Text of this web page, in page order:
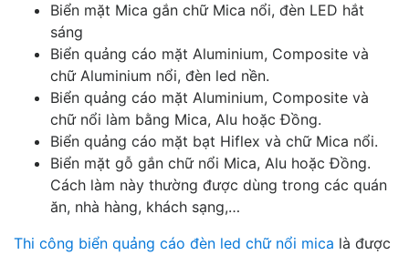
Biển mặt Mica gắn chữ Mica nổi, đèn LED hắt
sáng
Biển quảng cáo mặt Aluminium, Composite và
chữ Aluminium nổi, đèn led nền.
Biển quảng cáo mặt Aluminium, Composite và
chữ nổi làm bằng Mica, Alu hoặc Đồng.
Biển quảng cáo mặt bạt Hiflex và chữ Mica nổi.
Biển mặt gỗ gắn chữ nổi Mica, Alu hoặc Đồng.
Cách làm này thường được dùng trong các quán
ăn, nhà hàng, khách sạng,…
Thi công biển quảng cáo đèn led chữ nổi mica là được